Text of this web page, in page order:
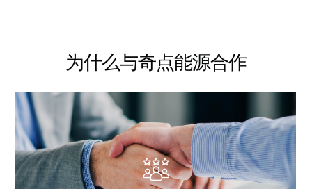
为什么与奇点能源合作